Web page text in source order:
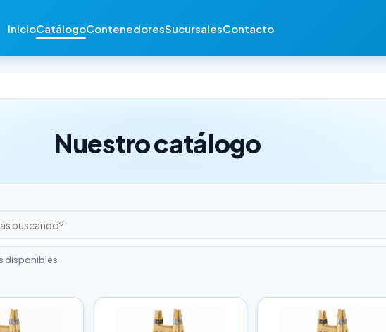
InicioCatálogoContenedoresSucursalesContacto
Nuestro catálogo
disponibles